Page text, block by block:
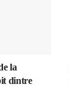
la
dintre